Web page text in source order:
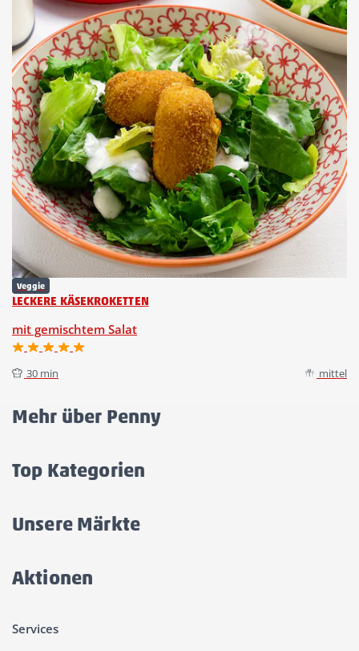
Veggie
LECKERE KÄSEKROKETTEN
mit gemischtem Salat
30 min mittel
Mehr über Penny
Top Kategorien
Unsere Märkte
Aktionen
Services